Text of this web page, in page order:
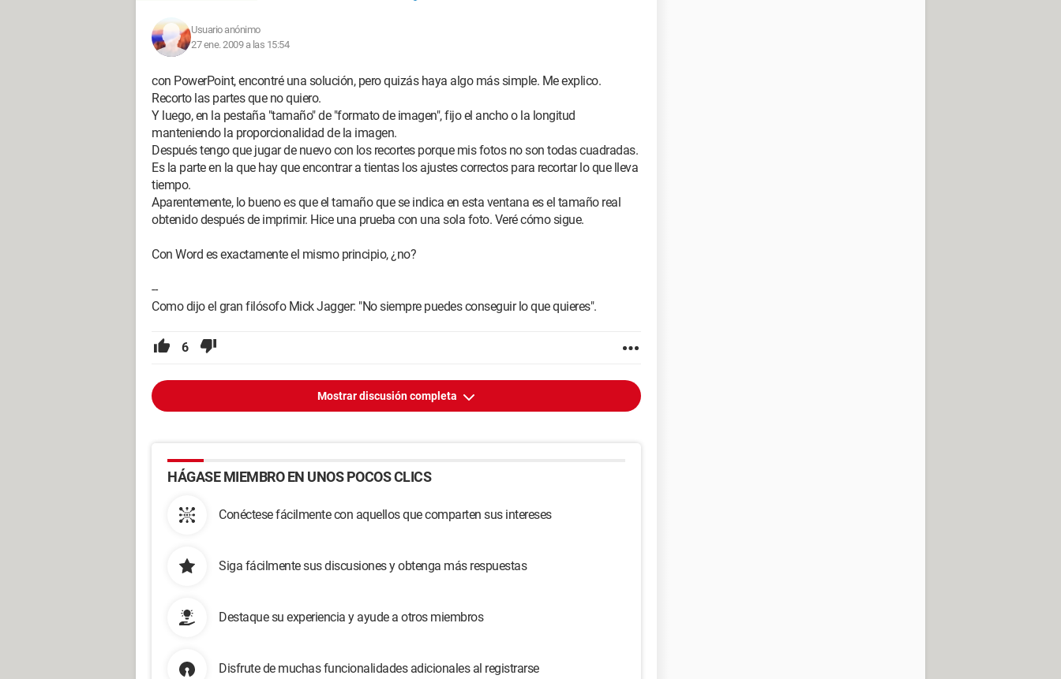
Usuario anónimo
27 ene. 2009 a las 15:54
con PowerPoint, encontré una solución, pero quizás haya algo más simple. Me explico.
Recorto las partes que no quiero.
Y luego, en la pestaña "tamaño" de "formato de imagen", fijo el ancho o la longitud
manteniendo la proporcionalidad de la imagen.
Después tengo que jugar de nuevo con los recortes porque mis fotos no son todas cuadradas.
Es la parte en la que hay que encontrar a tientas los ajustes correctos para recortar lo que lleva
tiempo.
Aparentemente, lo bueno es que el tamaño que se indica en esta ventana es el tamaño real
obtenido después de imprimir. Hice una prueba con una sola foto. Veré cómo sigue.
Con Word es exactamente el mismo principio, ¿no?
--
Como dijo el gran filósofo Mick Jagger: "No siempre puedes conseguir lo que quieres".
6
Mostrar discusión completa
HÁGASE MIEMBRO EN UNOS POCOS CLICS
Conéctese fácilmente con aquellos que comparten sus intereses
Siga fácilmente sus discusiones y obtenga más respuestas
Destaque su experiencia y ayude a otros miembros
Disfrute de muchas funcionalidades adicionales al registrarse